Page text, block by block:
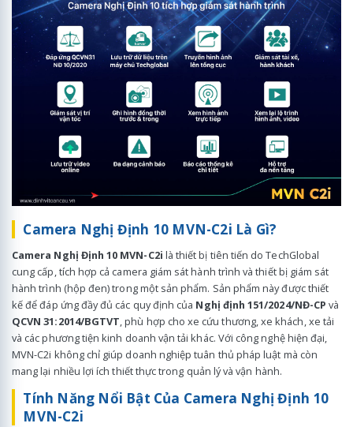
Camera Nghị Định 10 MVN-C2i Là Gì?
Camera Nghị Định 10 MVN-C2i là thiết bị tiên tiến do TechGlobal
cung cấp, tích hợp cả camera giám sát hành trình và thiết bị giám sát
hành trình (hộp đen) trong một sản phẩm. Sản phẩm này được thiết
kế để đáp ứng đầy đủ các quy định của Nghị định 151/2024/NĐ-CP và
QCVN 31:2014/BGTVT, phù hợp cho xe cứu thương, xe khách, xe tải
và các phương tiện kinh doanh vận tải khác. Với công nghệ hiện đại,
MVN-C2i không chỉ giúp doanh nghiệp tuân thủ pháp luật mà còn
mang lại nhiều lợi ích thiết thực trong quản lý và vận hành.
Tính Năng Nổi Bật Của Camera Nghị Định 10
MVN-C2i